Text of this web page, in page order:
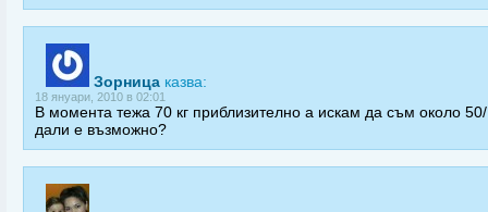
Зорница казва:
18 януари, 2010 в 02:01
В момента тежа 70 кг приблизително а искам да съм около
дали е възможно?